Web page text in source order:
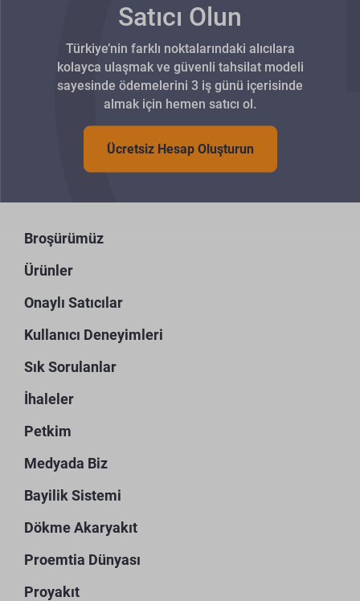
Satıcı Olun
Türkiye’nin farklı noktalarındaki alıcılara
kolayca ulaşmak ve güvenli tahsilat modeli
sayesinde ödemelerini 3 iş günü içerisinde
almak için hemen satıcı ol.
Ücretsiz Hesap Oluşturun
Broşürümüz
Ürünler
Onaylı Satıcılar
Kullanıcı Deneyimleri
Sık Sorulanlar
İhaleler
Petkim
Medyada Biz
Bayilik Sistemi
Dökme Akaryakıt
Proemtia Dünyası
Proyakıt